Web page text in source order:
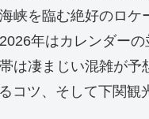
峡を臨む絶好のロケ
年はカレンダーの
は凄まじい混雑が予
コツ、そして下関観